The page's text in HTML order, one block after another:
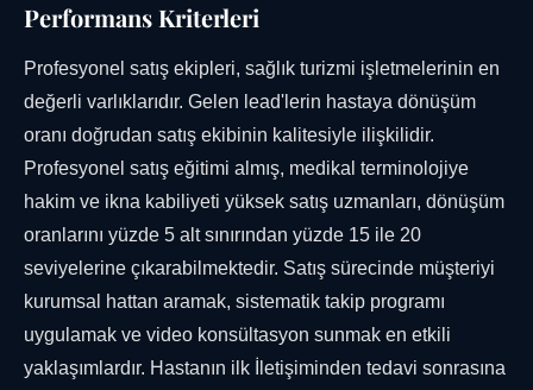
Performans Kriterleri
Profesyonel satış ekipleri, sağlık turizmi işletmelerinin en
değerli varlıklarıdır. Gelen lead'lerin hastaya dönüşüm
oranı doğrudan satış ekibinin kalitesiyle ilişkilidir.
Profesyonel satış eğitimi almış, medikal terminolojiye
hakim ve ikna kabiliyeti yüksek satış uzmanları, dönüşüm
oranlarını yüzde 5 alt sınırından yüzde 15 ile 20
seviyelerine çıkarabilmektedir. Satış sürecinde müşteriyi
kurumsal hattan aramak, sistematik takip programı
uygulamak ve video konsültasyon sunmak en etkili
yaklaşımlardır. Hastanın ilk İletişiminden tedavi sonrasına